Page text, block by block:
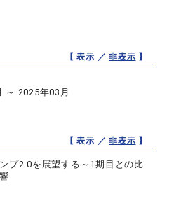
【 表示 ／非表示 】
～ 2025年03月
【 表示 ／非表示 】
プ2.0を展望する～1期目との比